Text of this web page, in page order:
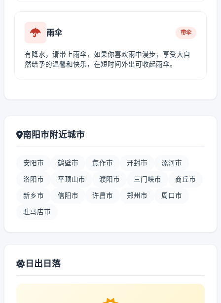
雨伞 带伞
有降水，请带上雨伞，如果你喜欢雨中漫步，享受大自
然给予的温馨和快乐，在短时间外出可收起雨伞。
南阳市附近城市
安阳市 鹤壁市 焦作市 开封市 漯河市
洛阳市 平顶山市 濮阳市 三门峡市 商丘市
新乡市 信阳市 许昌市 郑州市 周口市
驻马店市
日出日落